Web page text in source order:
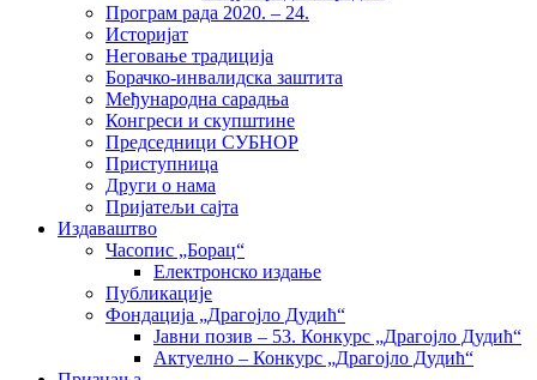
Програм рада 2020. – 24.
Историјат
Неговање традиција
Борачко-инвалидска заштита
Међународна сарадња
Конгреси и скупштине
Председници СУБНОР
Приступница
Други о нама
Пријатељи сајта
Издаваштво
Часопис „Борац“
Електронско издање
Публикације
Фондација „Драгојло Дудић“
Јавни позив – 53. Конкурс „Драгојло Дудић“
Актуелно – Конкурс „Драгојло Дудић“